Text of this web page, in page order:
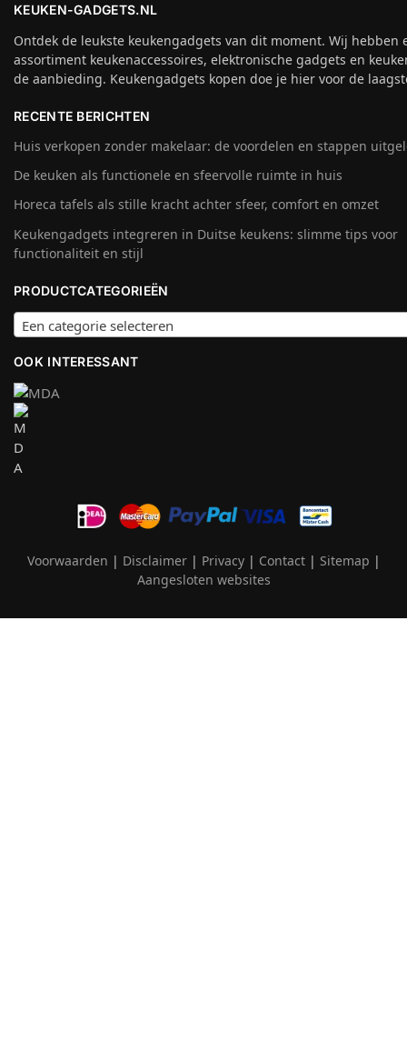
KEUKEN-GADGETS.NL
Ontdek de leukste keukengadgets van dit moment. Wij hebben
assortiment keukenaccessoires, elektronische gadgets en
de aanbieding. Keukengadgets kopen doe je hier voor de
RECENTE BERICHTEN
Huis verkopen zonder makelaar: de voordelen en stappen
De keuken als functionele en sfeervolle ruimte in huis
Horeca tafels als stille kracht achter sfeer, comfort en omzet
Keukengadgets integreren in Duitse keukens: slimme tips voor
functionaliteit en stijl
PRODUCTCATEGORIEËN
Een categorie selecteren
OOK INTERESSANT
Voorwaarden | Disclaimer| Privacy| Contact| Sitemap |
Aangesloten websites